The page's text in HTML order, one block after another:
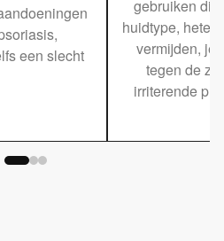
een slecht
gebruiken
huidtype, hete,
vermijden, je
tegen de
irriterende